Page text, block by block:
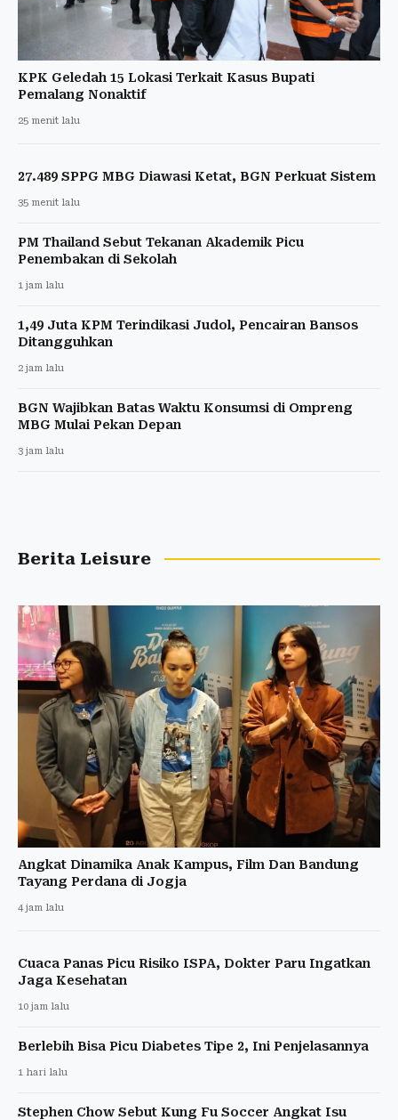
KPK Geledah 15 Lokasi Terkait Kasus Bupati
Pemalang Nonaktif
25 menit lalu
27.489 SPPG MBG Diawasi Ketat, BGN Perkuat Sistem
35 menit lalu
PM Thailand Sebut Tekanan Akademik Picu
Penembakan di Sekolah
1 jam lalu
1,49 Juta KPM Terindikasi Judol, Pencairan Bansos
Ditangguhkan
2 jam lalu
BGN Wajibkan Batas Waktu Konsumsi di Ompreng
MBG Mulai Pekan Depan
3 jam lalu
Berita Leisure
Angkat Dinamika Anak Kampus, Film Dan Bandung
Tayang Perdana di Jogja
4 jam lalu
Cuaca Panas Picu Risiko ISPA, Dokter Paru Ingatkan
Jaga Kesehatan
10 jam lalu
Berlebih Bisa Picu Diabetes Tipe 2, Ini Penjelasannya
1 hari lalu
Stephen Chow Sebut Kung Fu Soccer Angkat Isu